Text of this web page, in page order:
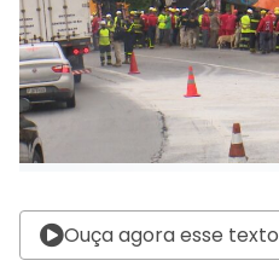
Ouça agora esse texto